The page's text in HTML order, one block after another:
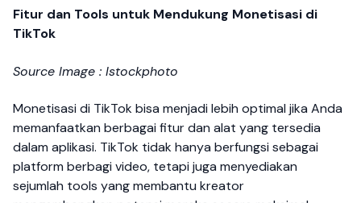
Fitur dan Tools untuk Mendukung Monetisasi di
TikTok
Source Image : Istockphoto
Monetisasi di TikTok bisa menjadi lebih optimal jika Anda
memanfaatkan berbagai fitur dan alat yang tersedia
dalam aplikasi. TikTok tidak hanya berfungsi sebagai
platform berbagi video, tetapi juga menyediakan
sejumlah tools yang membantu kreator